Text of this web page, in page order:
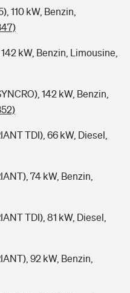
110 kW, Benzin,
kW, Benzin, Limousine,
142 kW, Benzin,
TDI), 66 kW, Diesel,
74 kW, Benzin,
TDI), 81 kW, Diesel,
92 kW, Benzin,